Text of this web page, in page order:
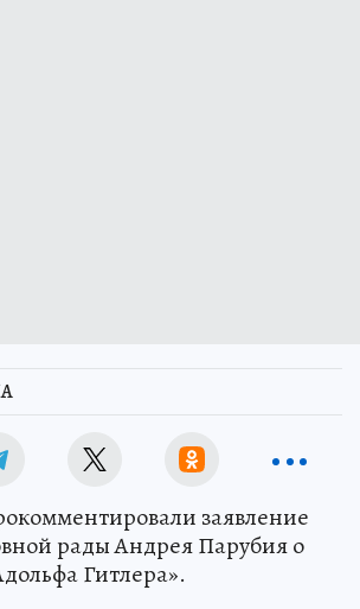
заявление
рады Андрея Парубия о
Гитлера».